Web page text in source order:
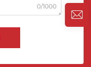
0/1000